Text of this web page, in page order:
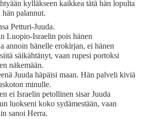
kylläkseen kaikkea tätä hän lopulta
palannut.
Petturi-Juuda.
Luopio-Israelin pois hänen
annoin hänelle erokirjan, ei hänen
säikähtänyt, vaan rupesi portoksi
näkemään.
Juuda häpäisi maan. Hän palveli kiviä
minulle.
ei Israelin petollinen sisar Juuda
luokseni koko sydämestään, vaan
sanoi Herra.